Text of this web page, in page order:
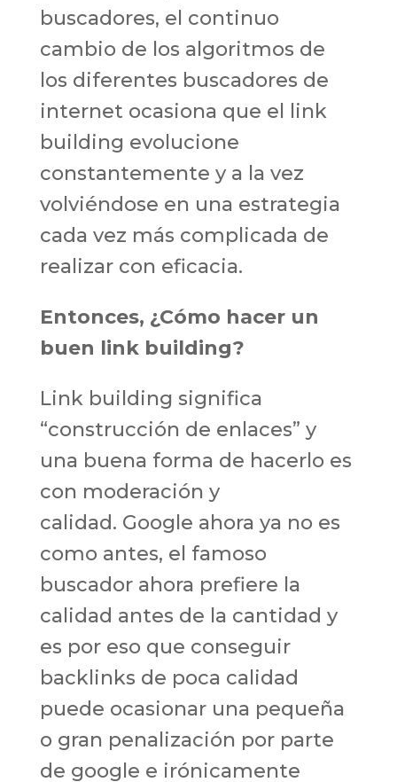
buscadores, el continuo
cambio de los algoritmos de
los diferentes buscadores de
internet ocasiona que el link
building evolucione
constantemente y a la vez
volviéndose en una estrategia
cada vez más complicada de
realizar con eficacia.
Entonces, ¿Cómo hacer un
buen link building?
Link building significa
“construcción de enlaces” y
una buena forma de hacerlo es
con moderación y
calidad. Google ahora ya no es
como antes, el famoso
buscador ahora prefiere la
calidad antes de la cantidad y
es por eso que conseguir
backlinks de poca calidad
puede ocasionar una pequeña
o gran penalización por parte
de google e irónicamente